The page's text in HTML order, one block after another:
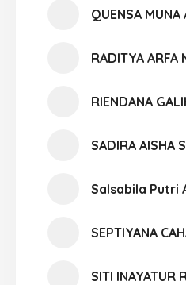
QUENSA MUNA
RADITYA ARFA
RIENDANA
SADIRA AISHA
Salsabila Putri
SEPTIYANA
SITI INAYATUR